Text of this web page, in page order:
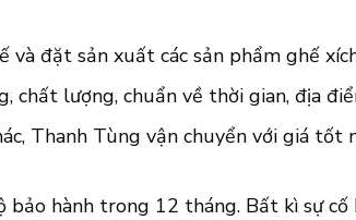
đặt sản xuất các sản phẩm ghế
chất lượng, chuẩn về thời gian, địa
Thanh Tùng vận chuyển với giá tốt
bảo hành trong 12 tháng. Bất kì sự